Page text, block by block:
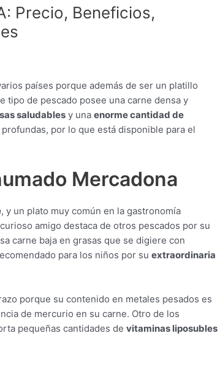
Precio, Beneficios,
países porque además de ser un platillo
tipo de pescado posee una carne densa y
saludables y una enorme cantidad de
por lo que está disponible para el
Mercadona
, y un plato muy común en la gastronomía
amigo destaca de otros pescados por su
carne baja en grasas que se digiere con
para los niños por su extraordinaria
porque su contenido en metales pesados es
de mercurio en su carne. Otro de los
pequeñas cantidades de vitaminas liposubles